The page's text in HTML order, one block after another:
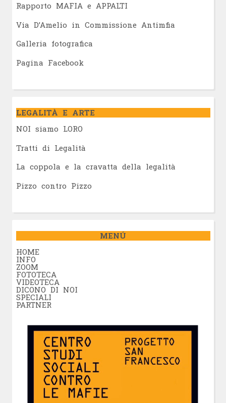
Rapporto MAFIA e APPALTI
Via D’Amelio in Commissione Antimfia
Galleria fotografica
Pagina Facebook
LEGALITÀ E ARTE
NOI siamo LORO
Tratti di Legalità
La coppola e la cravatta della legalità
Pizzo contro Pizzo
MENÚ
HOME
INFO
ZOOM
FOTOTECA
VIDEOTECA
DICONO DI NOI
SPECIALI
PARTNER